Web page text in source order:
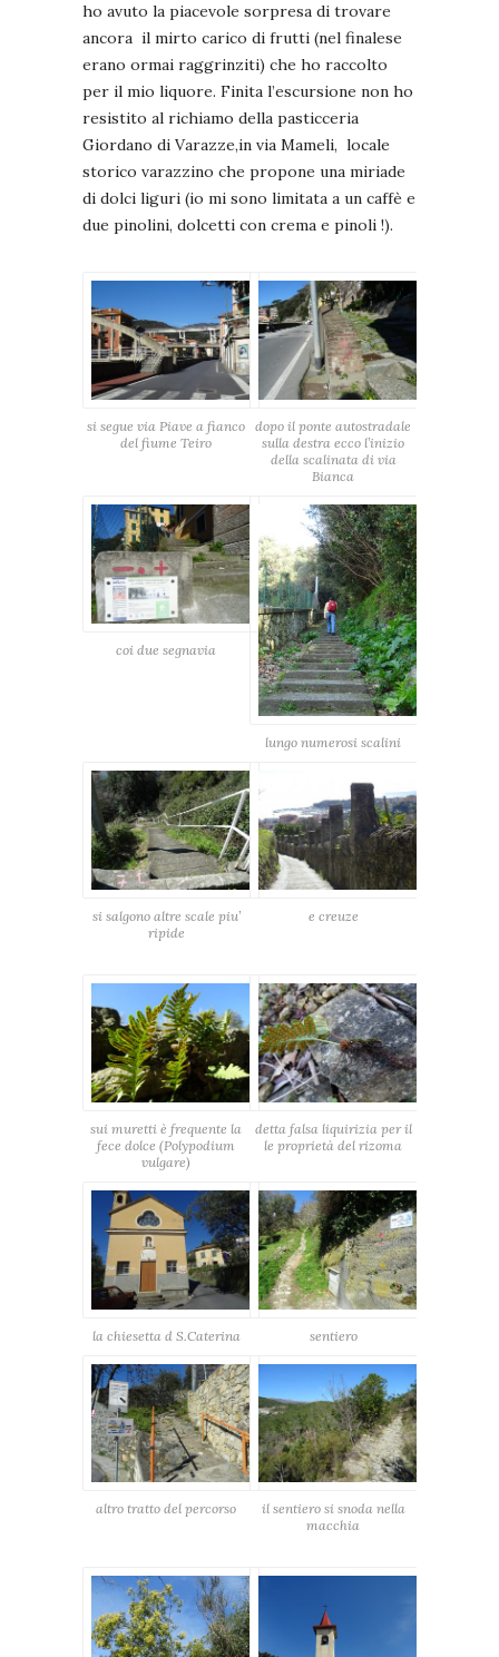
ho avuto la piacevole sorpresa di trovare
ancora il mirto carico di frutti (nel finalese
erano ormai raggrinziti) che ho raccolto
per il mio liquore. Finita l’escursione non ho
resistito al richiamo della pasticceria
Giordano di Varazze,in via Mameli, locale
storico varazzino che propone una miriade
di dolci liguri (io mi sono limitata a un caffè e
due pinolini, dolcetti con crema e pinoli !).
si segue via Piave a fianco
del fiume Teiro
dopo il ponte autostradale
sulla destra ecco l’inizio
della scalinata di via
Bianca
coi due segnavia
lungo numerosi scalini
si salgono altre scale piu’
ripide
e creuze
sui muretti è frequente la
fece dolce (Polypodium
vulgare)
detta falsa liquirizia per il
le proprietà del rizoma
la chiesetta d S.Caterina sentiero
altro tratto del percorso
il sentiero si snoda nella
macchia